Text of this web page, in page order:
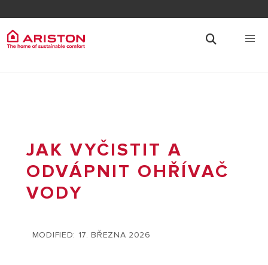
JAK VYČISTIT A
ODVÁPNIT OHŘÍVAČ
VODY
MODIFIED: 17. BŘEZNA 2026